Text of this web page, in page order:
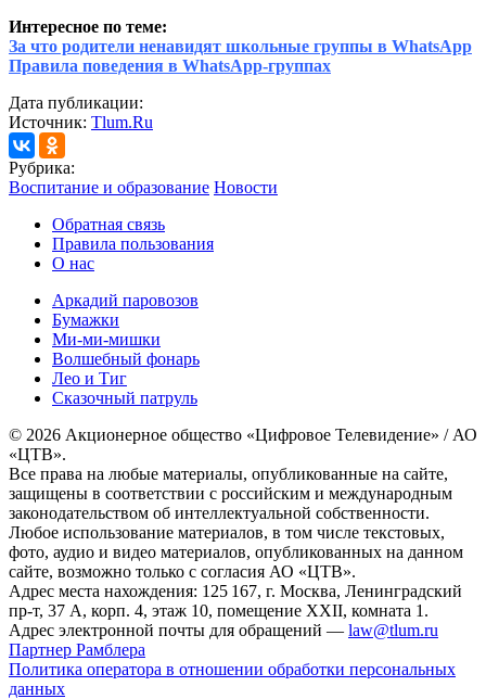
Интересное по теме:
За что родители ненавидят школьные группы в WhatsApp
Правила поведения в WhatsApp-группах
Дата публикации:
Источник: Tlum.Ru
Рубрика:
Воспитание и образование Новости
Обратная связь
Правила пользования
О нас
Аркадий паровозов
Бумажки
Ми-ми-мишки
Волшебный фонарь
Лео и Тиг
Сказочный патруль
© 2026 Акционерное общество «Цифровое Телевидение» / АО
«ЦТВ».
Все права на любые материалы, опубликованные на сайте,
защищены в соответствии с российским и международным
законодательством об интеллектуальной собственности.
Любое использование материалов, в том числе текстовых,
фото, аудио и видео материалов, опубликованных на данном
сайте, возможно только с согласия АО «ЦТВ».
Адрес места нахождения: 125 167, г. Москва, Ленинградский
пр-т, 37 А, корп. 4, этаж 10, помещение XXII, комната 1.
Адрес электронной почты для обращений — law@tlum.ru
Партнер Рамблера
Политика оператора в отношении обработки персональных
данных